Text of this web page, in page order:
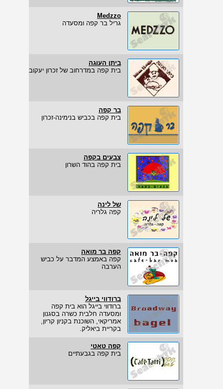
Medzzo
גריל בר קפה ומסעדה
ביתן העוגה
בית קפה במדרחוב של זכרון יעקוב
בר קפה
בית קפה בכביש בנימינה-זכרון
צבעים בקפה
בית קפה בהוד השרון
של לינה
קפה גלריה
קפה בר מואה
קפה באמצע המדבר על כביש
הערבה
ברודווי בייגל
ברודווי בייגל הוא בית קפה
ומסעדה חלבית כשרה בסגנון
אמריקאי, השוכנת בקניון קריון,
בקריית ביאליק.
קפה טאטי
בית קפה בגבעתיים